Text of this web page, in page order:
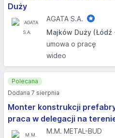
Duży
AGATA S.A.
Majków Duży (Łódź
umowa o pracę
wideo
Monter konstrukcji
praca w delegacji na
M.M. METAL-BUD
Polecana
Dodana 7 sierpnia